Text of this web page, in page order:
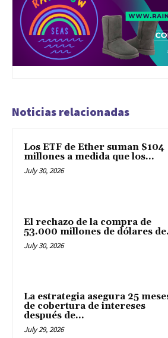
Noticias relacionadas
Los ETF de Ether suman $104
millones a medida que los...
July 30, 2026
El rechazo de la compra de
53.000 millones de dólares
July 30, 2026
La estrategia asegura 25
de cobertura de intereses
después de...
July 29, 2026